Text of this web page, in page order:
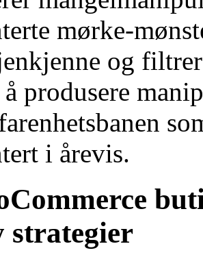
mørke-
og
produsere
i årevis.
strategier